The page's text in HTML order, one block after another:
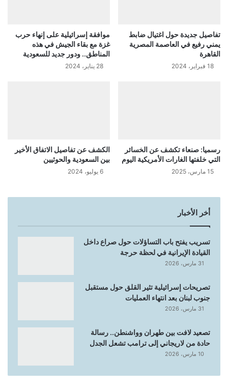
تفاصيل جديدة حول اغتيال ضابط
يمني رفيع في العاصمة المصرية
القاهرة
18 فبراير، 2024
موافقة إسرائيلية على إنهاء حرب
غزة مع بقاء الجيش في هذه
المناطق.. ودور جديد للسعودية
28 يناير، 2024
رسميا: صنعاء تكشف عن الخسائر
التي خلفتها الغارات الأمريكية اليوم
15 مارس، 2025
الكشف عن تفاصيل الاتفاق الأخير
بين السعودية والحوثيين
6 يوليو، 2024
أخر الأخبار
تسريب يفتح باب التساؤلات حول صراع داخل
القيادة الإيرانية في لحظة حرجة
31 مارس، 2026
تصريحات إسرائيلية تثير القلق حول مستقبل
جنوب لبنان بعد انتهاء العمليات
31 مارس، 2026
تصعيد لافت بين طهران وواشنطن.. رسالة
حادة من لاريجاني إلى ترامب تشعل الجدل
10 مارس، 2026